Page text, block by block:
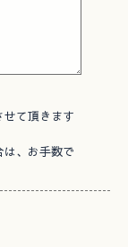
せて頂きます
は、お手数で